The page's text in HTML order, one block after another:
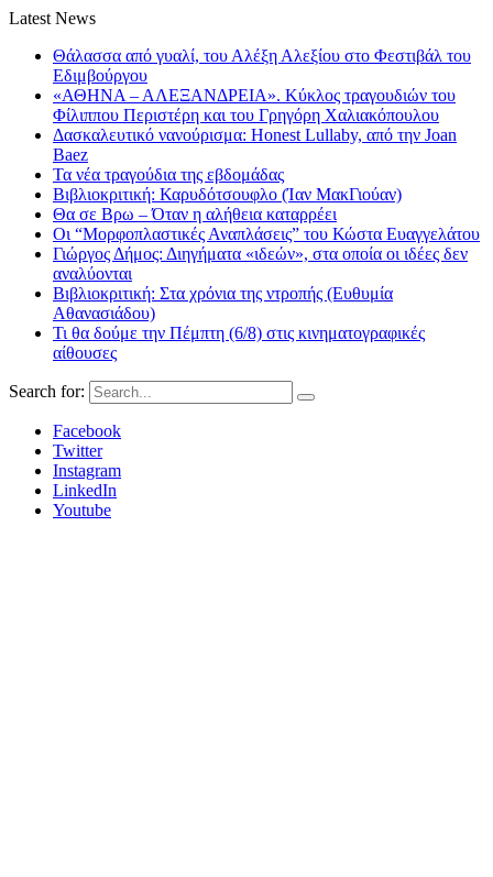
Latest News
Θάλασσα από γυαλί, του Αλέξη Αλεξίου στο Φεστιβάλ του
Εδιμβούργου
«ΑΘΗΝΑ – ΑΛΕΞΑΝΔΡΕΙΑ». Κύκλος τραγουδιών του
Φίλιππου Περιστέρη και του Γρηγόρη Χαλιακόπουλου
Δασκαλευτικό νανούρισμα: Honest Lullaby, από την Joan
Baez
Τα νέα τραγούδια της εβδομάδας
Βιβλιοκριτική: Καρυδότσουφλο (Ίαν ΜακΓιούαν)
Θα σε Βρω – Όταν η αλήθεια καταρρέει
Οι “Μορφοπλαστικές Αναπλάσεις” του Κώστα Ευαγγελάτου
Γιώργος Δήμος: Διηγήματα «ιδεών», στα οποία οι ιδέες δεν
αναλύονται
Βιβλιοκριτική: Στα χρόνια της ντροπής (Ευθυμία
Αθανασιάδου)
Τι θα δούμε την Πέμπτη (6/8) στις κινηματογραφικές
αίθουσες
Search for:
Facebook
Twitter
Instagram
LinkedIn
Youtube